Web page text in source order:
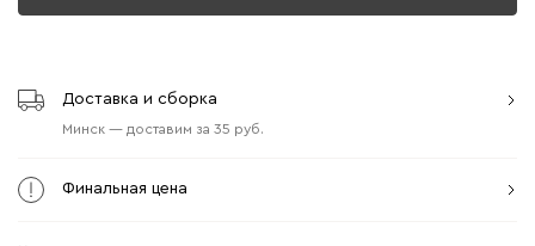
Доставка и сборка
Минск — доставим за 35
Финальная цена